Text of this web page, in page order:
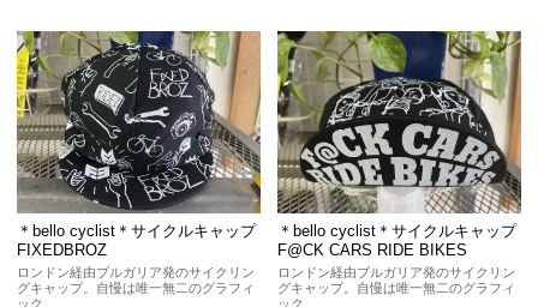
＊bello cyclist＊サイクルキャップ
FIXEDBROZ
ロンドン経由ブルガリア発のサイクリン
グキャップ。自慢は唯一無二のグラフィ
ック。
＊bello cyclist＊サイクルキャップ
F@CK CARS RIDE BIKES
ロンドン経由ブルガリア発のサイクリン
グキャップ。自慢は唯一無二のグラフィ
ック。